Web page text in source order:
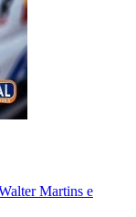
Martins e